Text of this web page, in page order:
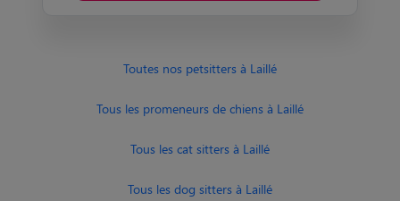
Toutes nos petsitters à Laillé
Tous les promeneurs de chiens à Laillé
Tous les cat sitters à Laillé
Tous les dog sitters à Laillé